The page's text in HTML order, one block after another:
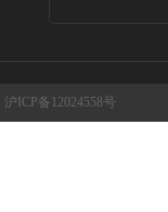
沪ICP备12024558号